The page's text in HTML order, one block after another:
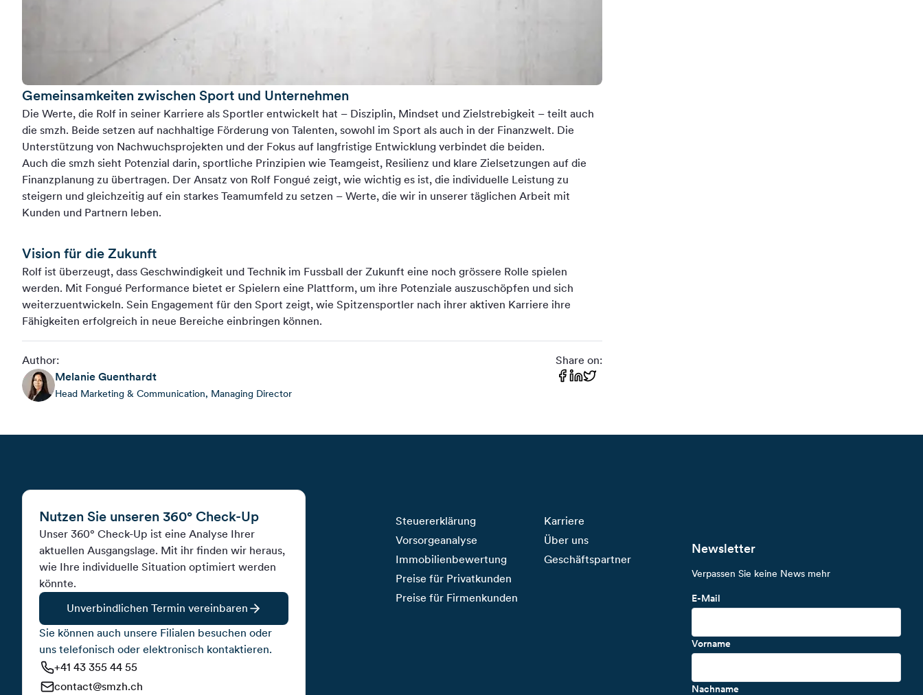
Gemeinsamkeiten zwischen Sport und Unternehmen
Die Werte, die Rolf in seiner Karriere als Sportler entwickelt hat – Disziplin, Mindset und Zielstrebigkeit – teilt auch
die smzh. Beide setzen auf nachhaltige Förderung von Talenten, sowohl im Sport als auch in der Finanzwelt. Die
Unterstützung von Nachwuchsprojekten und der Fokus auf langfristige Entwicklung verbindet die beiden.
Auch die smzh sieht Potenzial darin, sportliche Prinzipien wie Teamgeist, Resilienz und klare Zielsetzungen auf die
Finanzplanung zu übertragen. Der Ansatz von Rolf Fongué zeigt, wie wichtig es ist, die individuelle Leistung zu
steigern und gleichzeitig auf ein starkes Teamumfeld zu setzen – Werte, die wir in unserer täglichen Arbeit mit
Kunden und Partnern leben.
Vision für die Zukunft
Rolf ist überzeugt, dass Geschwindigkeit und Technik im Fussball der Zukunft eine noch grössere Rolle spielen
werden. Mit Fongué Performance bietet er Spielern eine Plattform, um ihre Potenziale auszuschöpfen und sich
weiterzuentwickeln. Sein Engagement für den Sport zeigt, wie Spitzensportler nach ihrer aktiven Karriere ihre
Fähigkeiten erfolgreich in neue Bereiche einbringen können.
Author:
Melanie Guenthardt
Head Marketing & Communication, Managing Director
Share on:
Nutzen Sie unseren 360° Check-Up
Unser 360° Check-Up ist eine Analyse Ihrer
aktuellen Ausgangslage. Mit ihr finden wir heraus,
wie Ihre individuelle Situation optimiert werden
könnte.
Unverbindlichen Termin vereinbaren
Sie können auch unsere Filialen besuchen oder
uns telefonisch oder elektronisch kontaktieren.
+41 43 355 44 55
contact@smzh.ch
Steuererklärung
Vorsorgeanalyse
Immobilienbewertung
Preise für Privatkunden
Preise für Firmenkunden
Karriere
Über uns
Geschäftspartner
Newsletter
Verpassen Sie keine News mehr
E-Mail
Vorname
Nachname